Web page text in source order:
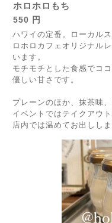
ホロホロもち
550 円
ハワイの定番。ローカル
ロホロカフェオリジナル
います。
モチモチとした食感でコ
優しい甘さです。
プレーンのほか、抹茶味
イベントではテイクアウ
店内では温めてお出ししま